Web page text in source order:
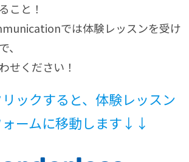
こと！
では体験レッスンを受け
せください！
ックすると、体験レッスン
ォームに移動します↓↓